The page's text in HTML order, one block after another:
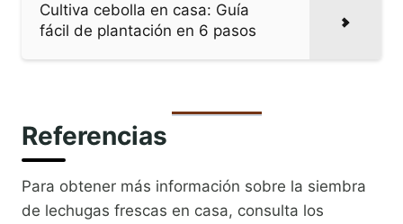
Cultiva cebolla en casa: Guía
fácil de plantación en 6 pasos
Referencias
Para obtener más información sobre la siembra
de lechugas frescas en casa, consulta los